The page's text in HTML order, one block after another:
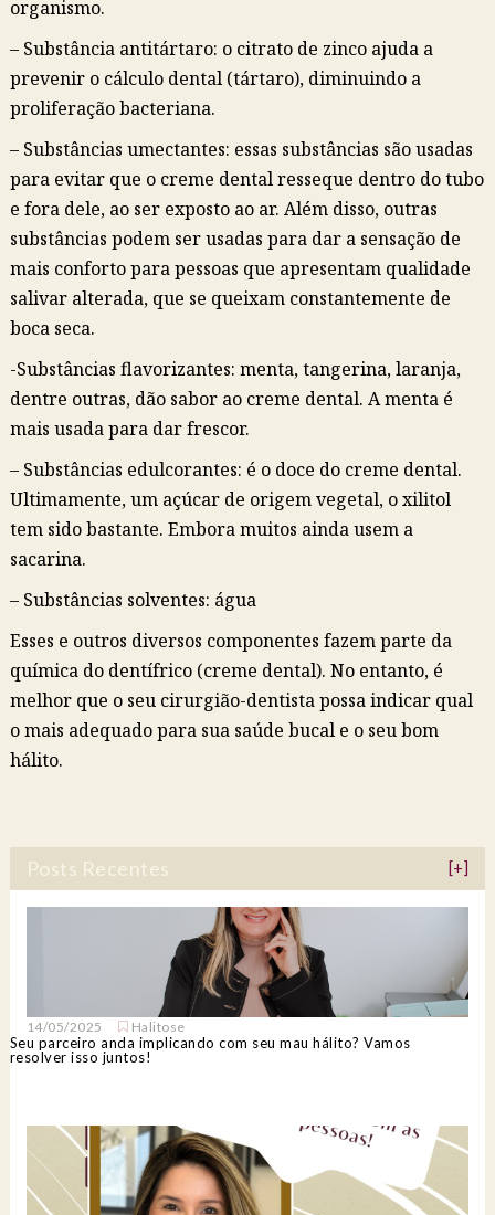
organismo.
– Substância antitártaro: o citrato de zinco ajuda a
prevenir o cálculo dental (tártaro), diminuindo a
proliferação bacteriana.
– Substâncias umectantes: essas substâncias são usadas
para evitar que o creme dental resseque dentro do tubo
e fora dele, ao ser exposto ao ar. Além disso, outras
substâncias podem ser usadas para dar a sensação de
mais conforto para pessoas que apresentam qualidade
salivar alterada, que se queixam constantemente de
boca seca.
-Substâncias flavorizantes: menta, tangerina, laranja,
dentre outras, dão sabor ao creme dental. A menta é
mais usada para dar frescor.
– Substâncias edulcorantes: é o doce do creme dental.
Ultimamente, um açúcar de origem vegetal, o xilitol
tem sido bastante. Embora muitos ainda usem a
sacarina.
– Substâncias solventes: água
Esses e outros diversos componentes fazem parte da
química do dentífrico (creme dental). No entanto, é
melhor que o seu cirurgião-dentista possa indicar qual
o mais adequado para sua saúde bucal e o seu bom
hálito.
Posts Recentes [+]
14/05/2025 Halitose
Seu parceiro anda implicando com seu mau hálito? Vamos
resolver isso juntos!